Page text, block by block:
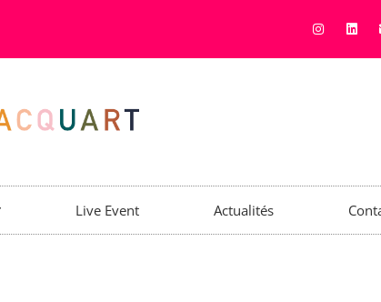
Live Event Actualités